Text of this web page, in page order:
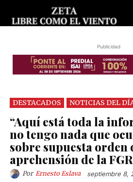
Publicidad
DESTACADOS NOTICIAS DEL
“Aquí está toda la
no tengo nada que
sobre supuesta orden
aprehensión de la FGR
Por Ernesto Eslava septiembre 8,